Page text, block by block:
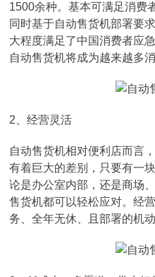
1500余种。基本可满足消费
同时基于自动售货机部署要
大程度满足了中国消费者应
自动售货机将成为越来越多
2、经营灵活
自动售货机相对便利店而言
有着巨大的差别，只要有一
论是办公室内部，还是商场
售货机都可以轻松应对。经
务、全年无休、且部署的机